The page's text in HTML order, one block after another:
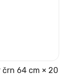
črn 64 cm × 20